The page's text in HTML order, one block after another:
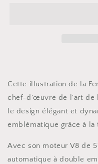
Cette illustration de la
chef-d'œuvre de l'art de
le design élégant et
emblématique grâce à
Avec son moteur V8 de
automatique à double